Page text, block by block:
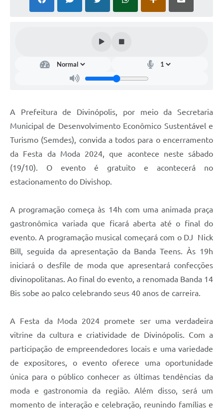
A Prefeitura de Divinópolis, por meio da Secretaria
Municipal de Desenvolvimento Econômico Sustentável e
Turismo (Semdes), convida a todos para o encerramento
da Festa da Moda 2024, que acontece neste sábado
(19/10). O evento é gratuito e acontecerá no
estacionamento do Divishop.
A programação começa às 14h com uma animada praça
gastronômica variada que ficará aberta até o final do
evento. A programação musical começará com o DJ Nick
Bill, seguida da apresentação da Banda Teens. Às 19h
iniciará o desfile de moda que apresentará confecções
divinopolitanas. Ao final do evento, a renomada Banda 14
Bis sobe ao palco celebrando seus 40 anos de carreira.
A Festa da Moda 2024 promete ser uma verdadeira
vitrine da cultura e criatividade de Divinópolis. Com a
participação de empreendedores locais e uma variedade
de expositores, o evento oferece uma oportunidade
única para o público conhecer as últimas tendências da
moda e gastronomia da região. Além disso, será um
momento de interação e celebração, reunindo famílias e